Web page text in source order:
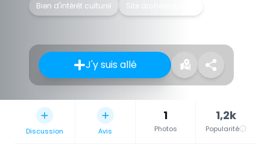
Bien d'intérêt culturel Site archéologique
J'y suis allé
Discussion Avis
1
Photos
1,2k
Popularité